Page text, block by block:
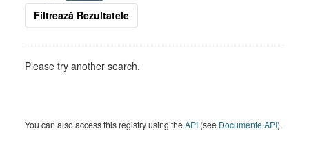
Filtrează Rezultatele
Please try another search.
You can also access this registry using theAPI (see Documente API).